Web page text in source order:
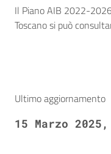
Il Piano AIB 2022-
Toscano si può
Ultimo aggiornamento
15 Marzo